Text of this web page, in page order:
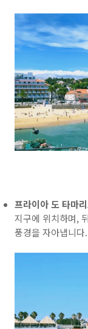
프라이아 도 타마
지구에 위치하며,
풍경을 자아냅니다.